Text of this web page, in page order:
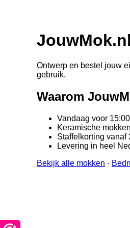
Ontwerp en bestel jouw
gebruik.
Waarom
Vandaag voor
Keramische
Staffelkorting vanaf
Levering in heel
Bekijk alle mokken ·